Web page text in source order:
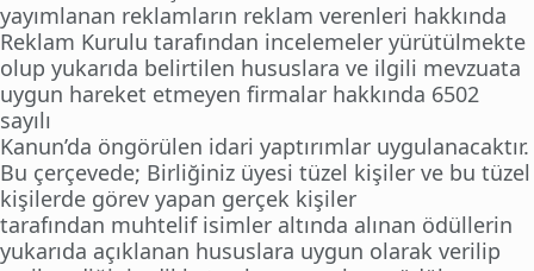
yayımlanan reklamların reklam verenleri hakkında
Reklam Kurulu tarafından incelemeler yürütülmekte
olup yukarıda belirtilen hususlara ve ilgili mevzuata
uygun hareket etmeyen firmalar hakkında 6502
sayılı
Kanun’da öngörülen idari yaptırımlar uygulanacaktır.
Bu çerçevede; Birliğiniz üyesi tüzel kişiler ve bu tüzel
kişilerde görev yapan gerçek kişiler
tarafından muhtelif isimler altında alınan ödüllerin
yukarıda açıklanan hususlara uygun olarak verilip